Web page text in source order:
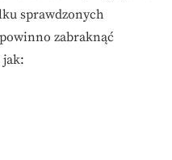
sprawdzonych
zabraknąć